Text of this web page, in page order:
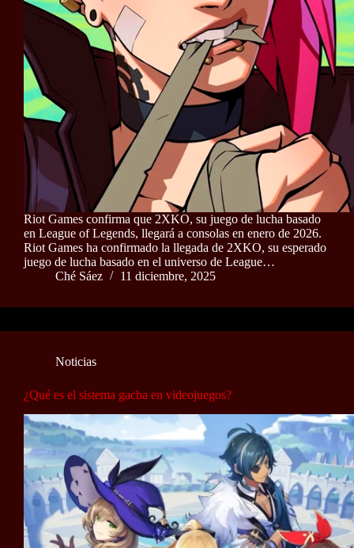
Riot Games confirma que 2XKO, su juego de lucha basado
en League of Legends, llegará a consolas en enero de 2026.
Riot Games ha confirmado la llegada de 2XKO, su esperado
juego de lucha basado en el universo de League…
Ché Sáez
11 diciembre, 2025
Noticias
¿Qué es el sistema gacha en videojuegos?